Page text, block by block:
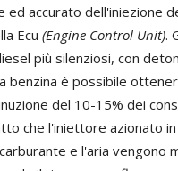
ed accurato dell'iniezione
Ecu (Engine Control Unit).
più silenziosi, con
benzina è possibile
del 10-15% dei
che l'iniettore azionato
e l'aria vengono